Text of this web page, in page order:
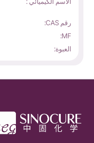
رقم CAS:
MF:
العبوة: